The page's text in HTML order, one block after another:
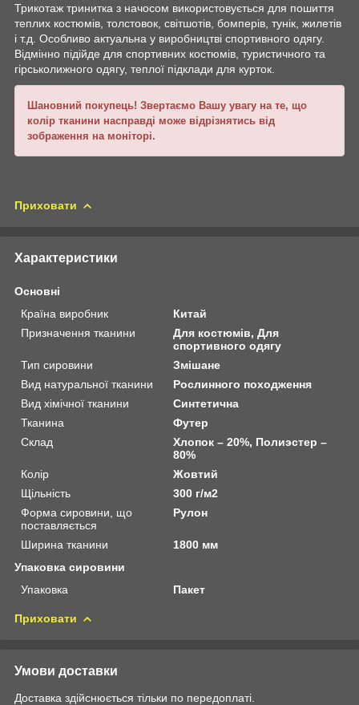
Трикотаж тринитка з начосом використовується для пошиття
теплих костюмів, толстовок, світшотів, бомперів, тунік, жилетів
і т.д. Особливо актуальна у виробництві спортивного одягу.
Відмінно підійде для спортивних костюмів, туристичного та
гірськолижного одягу, теплої підклади для курток.
Шановний покупець! Звертаємо Вашу увагу на те, що
колір тканини насправді може відрізнятись від
зображення на моніторі.
Приховати
Характеристики
Основні
Країна виробник
Китай
Призначення тканини
Для костюмів, Для
спортивного одягу
Тип сировини
Змішане
Вид натуральної тканини
Рослинного походження
Вид хімічної тканини
Синтетична
Тканина
Футер
Склад
Хлопок – 20%, Полиэстер –
80%
Колір
Жовтий
Щільність
300 г/м2
Форма сировини, що
поставляється
Рулон
Ширина тканини
1800 мм
Упаковка сировини
Упаковка
Пакет
Приховати
Умови доставки
Доставка здійснюється тільки по передоплаті.